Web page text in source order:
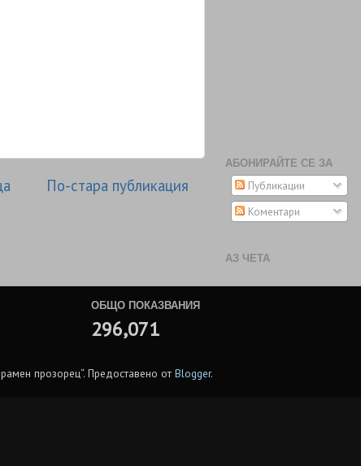
По-стара публикация
АБОНИРАЙТЕ СЕ ЗА
Публикации
Коментари
АЗ ЧЕТА
ОБЩО ПОКАЗВАНИЯ
296,071
прозорец“. Предоставено от Blogger.